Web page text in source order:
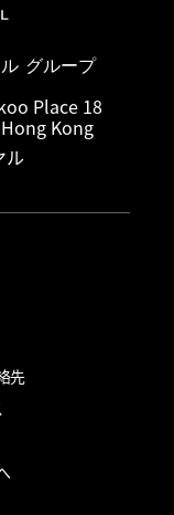
グループ
Place 18
Kong
ル
先